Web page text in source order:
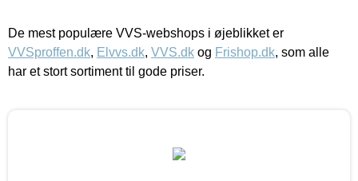
De mest populære VVS-webshops i øjeblikket er
VVSproffen.dk, Elvvs.dk, VVS.dk og Frishop.dk, som alle
har et stort sortiment til gode priser.